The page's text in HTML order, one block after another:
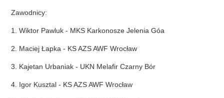
Zawodnicy:
1. Wiktor Pawluk - MKS Karkonosze Jelenia Góa
2. Maciej Łapka - KS AZS AWF Wrocław
3. Kajetan Urbaniak - UKN Melafir Czarny Bór
4. Igor Kusztal - KS AZS AWF Wrocław